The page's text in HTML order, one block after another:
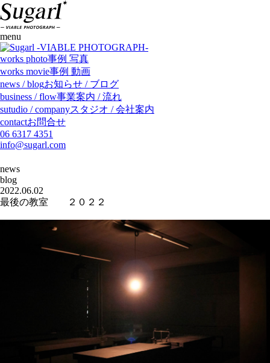
menu
works photo事例 写真
works movie事例 動画
news / blogお知らせ / ブログ
business / flow事業案内 / 流れ
sutudio / companyスタジオ / 会社案内
contactお問合せ
06 6317 4351
info@sugarl.com
news
blog
2022.06.02
最後の教室 ２０２２